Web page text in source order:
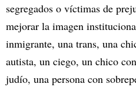
segregados o víctimas de
mejorar la imagen
inmigrante, una trans, una
autista, un ciego, un chico
judío, una persona con